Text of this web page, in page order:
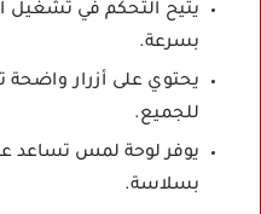
يتيح التحكم في تشغيل
بسرعة.
يحتوي على أزرار واضحة
للجميع.
يوفر لوحة لمس تساعد
بسلاسة.